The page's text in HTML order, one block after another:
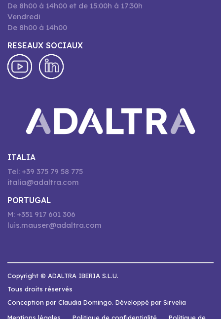
De 8h00 à 14h00 et de 15:00h à 17:30h
Vendredi
De 8h00 à 14h00
RESEAUX SOCIAUX
ITALIA
Tel: +39 375 79 58 775
italia@adaltra.com
PORTUGAL
M: +351 917 601 306
luis.mauser@adaltra.com
Copyright © ADALTRA IBERIA S.L.U.
Tous droits réservés
Conception par Claudia Domingo. Développé par Sirvelia
Mentions légales
Politique de confidentialité Politique de